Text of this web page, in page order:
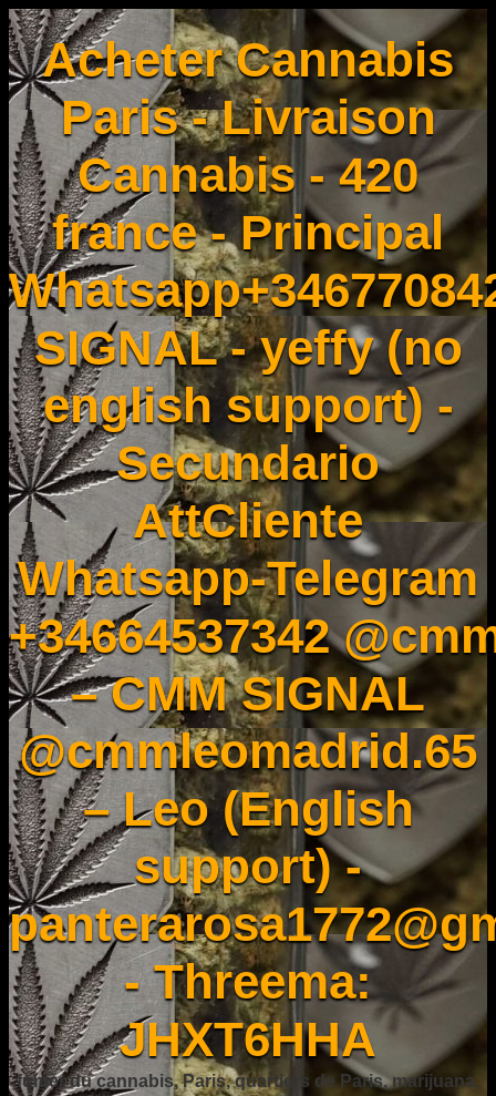
Acheter Cannabis
Paris - Livraison
Cannabis - 420
france - Principal
SIGNAL - yeffy (no
english support) -
Secundario
AttCliente
Whatsapp-Telegram
+34664537342
– CMM SIGNAL
@cmmleomadrid.65
– Leo (English
support) -
- Threema:
JHXT6HHA
fumer du cannabis, Paris, quartiers de Paris, marijuana,